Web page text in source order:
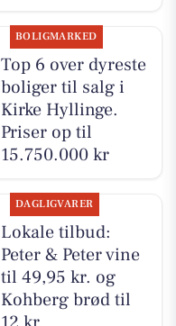
BOLIGMARKED
Top 6 over dyreste
boliger til salg i
Kirke Hyllinge.
Priser op til
15.750.000 kr
DAGLIGVARER
Lokale tilbud:
Peter & Peter vine
til 49,95 kr. og
Kohberg brød til